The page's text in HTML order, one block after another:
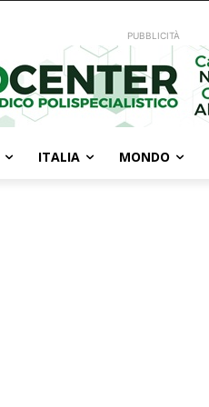
PUBBLICITÀ
ITALIA MONDO